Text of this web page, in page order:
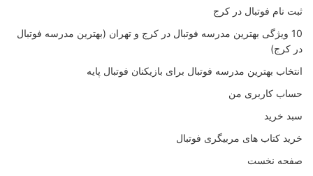
ثبت نام فوتبال در کرج
10 ویژگی بهترین مدرسه فوتبال در کرج و تهران (بهترین مدرسه فوتبال
در کرج)
انتخاب بهترین مدرسه فوتبال برای بازیکنان فوتبال پایه
حساب کاربری من
سبد خرید
خرید کتاب های مربیگری فوتبال
صفحه نخست